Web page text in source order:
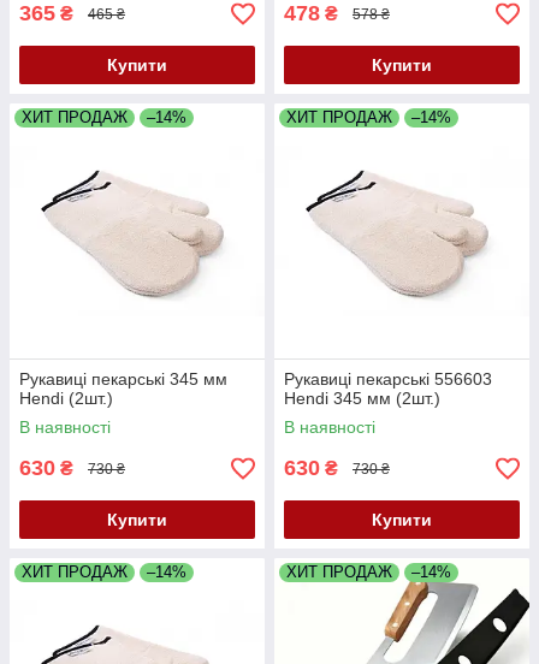
365 ₴ 465 ₴
Купити
478 ₴ 578 ₴
Купити
ХИТ ПРОДАЖ –14%
Рукавиці пекарські 345 мм
Hendi (2шт.)
В наявності
630 ₴ 730 ₴
Купити
ХИТ ПРОДАЖ –14%
Рукавиці пекарські 556603
Hendi 345 мм (2шт.)
В наявності
630 ₴ 730 ₴
Купити
ХИТ ПРОДАЖ –14% ХИТ ПРОДАЖ –14%